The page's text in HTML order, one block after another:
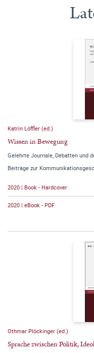
Katrin Löffler (ed.)
Wissen in Bewegung
Gelehrte Journale, Debatten und
Beiträge zur
2020 | Book - Hardcover
2020 | eBook - PDF
Othmar Plöckinger (ed.)
Sprache zwischen Politik,